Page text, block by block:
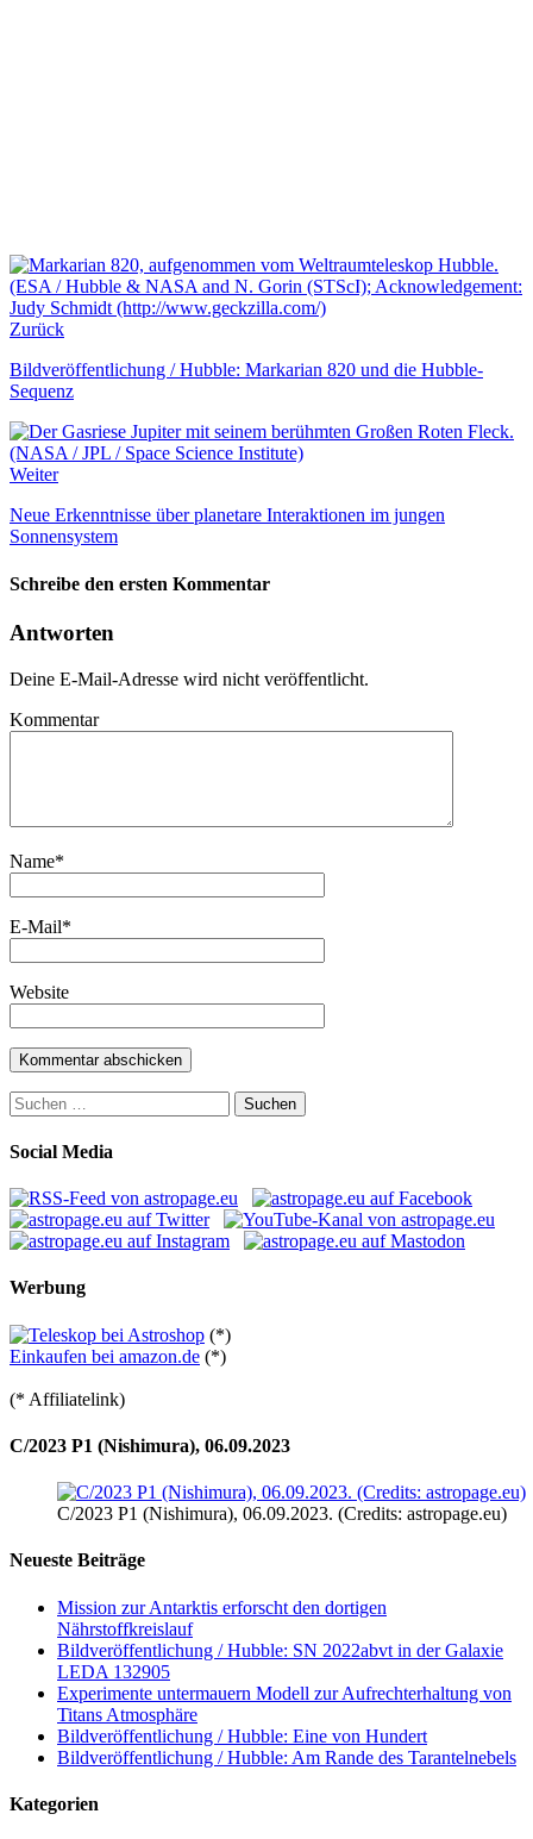
Zurück
Bildveröffentlichung / Hubble: Markarian 820 und die Hubble-
Sequenz
Weiter
Neue Erkenntnisse über planetare Interaktionen im jungen
Sonnensystem
Schreibe den ersten Kommentar
Antworten
Deine E-Mail-Adresse wird nicht veröffentlicht.
Kommentar
Name*
E-Mail*
Website
Suchen
nach:
Social Media
Werbung
(*)
Einkaufen bei amazon.de (*)
(* Affiliatelink)
C/2023 P1 (Nishimura), 06.09.2023
C/2023 P1 (Nishimura), 06.09.2023. (Credits: astropage.eu)
Neueste Beiträge
Mission zur Antarktis erforscht den dortigen
Nährstoffkreislauf
Bildveröffentlichung / Hubble: SN 2022abvt in der Galaxie
LEDA 132905
Experimente untermauern Modell zur Aufrechterhaltung von
Titans Atmosphäre
Bildveröffentlichung / Hubble: Eine von Hundert
Bildveröffentlichung / Hubble: Am Rande des Tarantelnebels
Kategorien